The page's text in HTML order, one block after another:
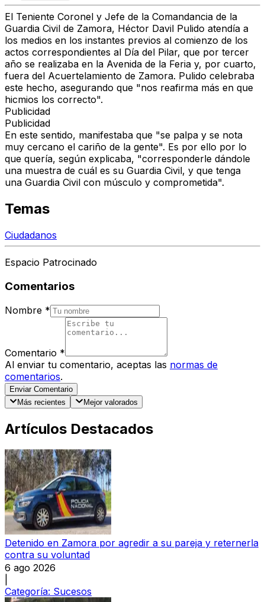
El Teniente Coronel y Jefe de la Comandancia de la
Guardia Civil de Zamora, Héctor Davil Pulido atendía a
los medios en los instantes previos al comienzo de los
actos correspondientes al Día del Pilar, que por tercer
año se realizaba en la Avenida de la Feria y, por cuarto,
fuera del Acuertelamiento de Zamora. Pulido celebraba
este hecho, asegurando que "nos reafirma más en que
hicmios los correcto".
Publicidad
Publicidad
En este sentido, manifestaba que "se palpa y se nota
muy cercano el cariño de la gente". Es por ello por lo
que quería, según explicaba, "corresponderle dándole
una muestra de cuál es su Guardia Civil, y que tenga
una Guardia Civil con músculo y comprometida".
Temas
Ciudadanos
Espacio Patrocinado
Comentarios
Nombre *
Comentario *
Al enviar tu comentario, aceptas las normas de
comentarios.
Enviar Comentario
Más recientes
Mejor valorados
Artículos Destacados
Detenido en Zamora por agredir a su pareja y reternerla
contra su voluntad
6 ago 2026
Categoría: Sucesos